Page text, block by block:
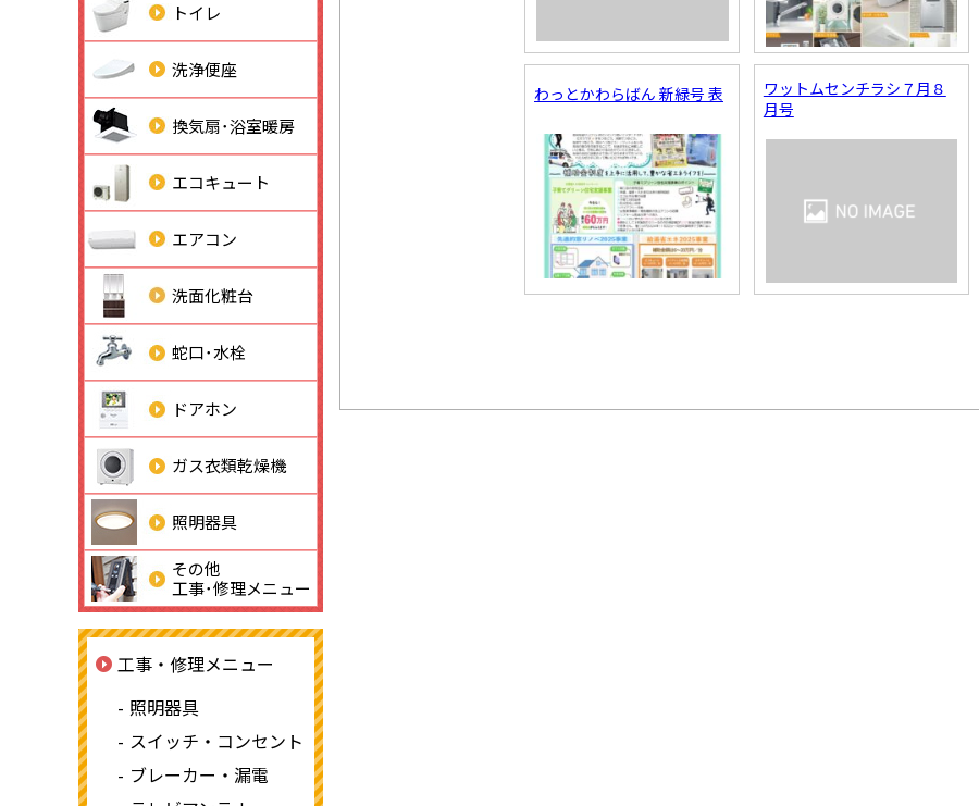
わっとかわらばん 新緑号 表
ワットムセンチラシ７月８
月号
トイレ
洗浄便座
換気扇･浴室暖房
エコキュート
エアコン
洗面化粧台
蛇口･水栓
ドアホン
ガス衣類乾燥機
照明器具
その他
工事･修理メニュー
工事・修理メニュー
照明器具
スイッチ・コンセント
ブレーカー・漏電